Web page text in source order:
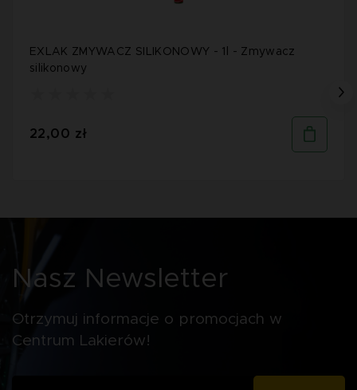
EXLAK ZMYWACZ SILIKONOWY - 1l - Zmywacz
silikonowy
22,00 zł
Nasz Newsletter
Otrzymuj informacje o promocjach w
Centrum Lakierów!